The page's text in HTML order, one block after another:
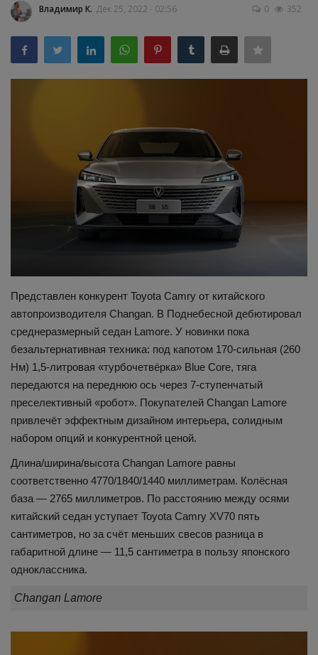
Здоровье
Наука и открытия
Владимир К. Дек 25, 2022 - 02:56 0 352
Представлен конкурент Toyota Camry от китайского
автопроизводителя Changan. В Поднебесной дебютировал
среднеразмерный седан Lamore. У новинки пока
безальтернативная техника: под капотом 170-сильная (260
Нм) 1,5-литровая «турбочетвёрка» Blue Core, тяга
передаются на переднюю ось через 7-ступенчатый
преселективный «робот». Покупателей Changan Lamore
привлечёт эффектным дизайном интерьера, солидным
набором опций и конкурентной ценой.
Длина/ширина/высота Changan Lamore равны
соответственно 4770/1840/1440 миллиметрам. Колёсная
база — 2765 миллиметров. По расстоянию между осями
китайский седан уступает Toyota Camry XV70 пять
сантиметров, но за счёт меньших свесов разница в
габаритной длине — 11,5 сантиметра в пользу японского
одноклассника.
Changan Lamore